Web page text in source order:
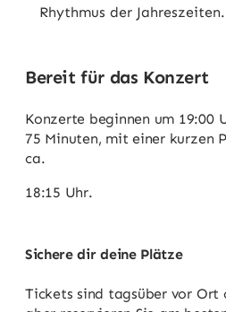
Rhythmus der Jahreszeiten.
Bereit für das Konzert
Konzerte beginnen um 19:00
75 Minuten, mit einer kurzen
ca.
18:15 Uhr.
Sichere dir deine Plätze
Tickets sind tagsüber vor Ort